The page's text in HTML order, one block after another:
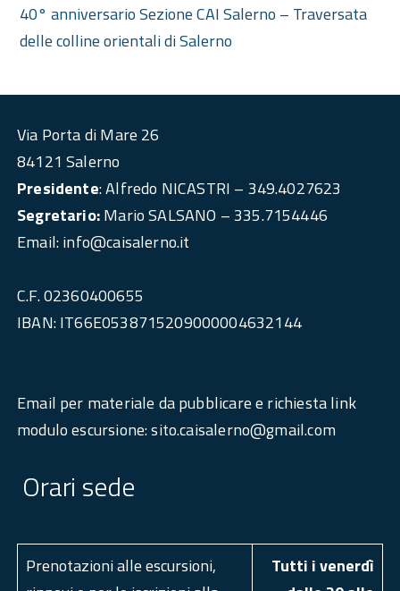
40° anniversario Sezione CAI Salerno – Traversata
delle colline orientali di Salerno
Via Porta di Mare 26
84121 Salerno
Presidente: Alfredo NICASTRI – 349.4027623
Segretario:Mario SALSANO – 335.7154446
Email: info@caisalerno.it
C.F. 02360400655
IBAN: IT66E0538715209000004632144
Email per materiale da pubblicare e richiesta link
modulo escursione: sito.caisalerno@gmail.com
Orari sede
Prenotazioni alle escursioni,
Tutti i venerdì